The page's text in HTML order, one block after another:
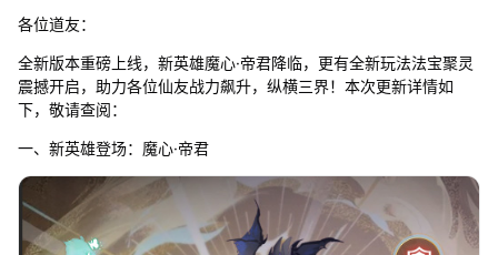
各位道友：
全新版本重磅上线，新英雄魔心·帝君降临，更有全新玩法法宝聚灵
震撼开启，助力各位仙友战力飙升，纵横三界！本次更新详情如
下，敬请查阅：
一、新英雄登场：魔心·帝君